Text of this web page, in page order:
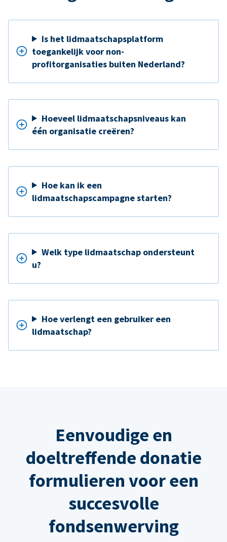
Is het lidmaatschapsplatform
toegankelijk voor non-
profitorganisaties buiten Nederland?
Hoeveel lidmaatschapsniveaus kan
één organisatie creëren?
Hoe kan ik een
lidmaatschapscampagne starten?
Welk type lidmaatschap ondersteunt
u?
Hoe verlengt een gebruiker een
lidmaatschap?
Eenvoudige en
doeltreffende donatie
formulieren voor een
succesvolle
fondsenwerving